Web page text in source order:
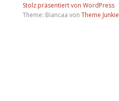
Stolz präsentiert von WordPress
Theme: Biancaa von Theme Junkie